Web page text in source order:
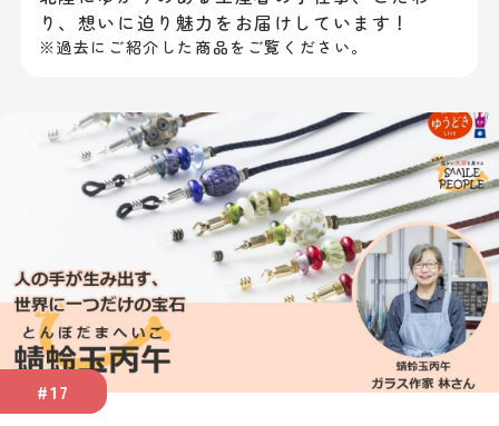
り、想いに迫り魅力をお届けしています！
※過去にご紹介した商品をご覧ください。
#17